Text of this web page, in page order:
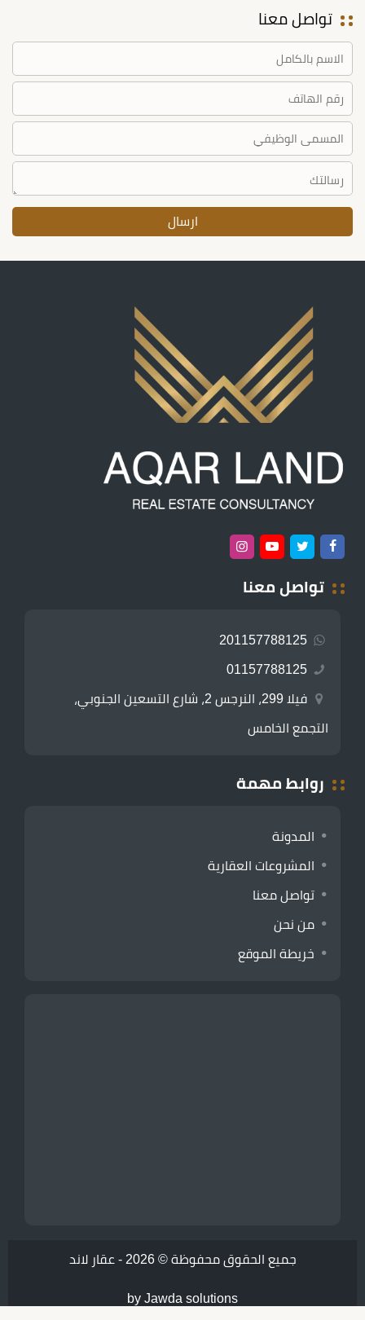
تواصل معنا
تواصل معنا
201157788125
01157788125
فيلا 299، النرجس 2، شارع التسعين الجنوبي،
التجمع الخامس
روابط مهمة
المدونة
المشروعات العقارية
تواصل معنا
من نحن
خريطة الموقع
جميع الحقوق محفوظة © 2026 - عقار لاند
by Jawda solutions